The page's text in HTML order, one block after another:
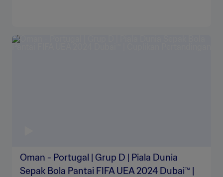
Oman - Portugal | Grup D | Piala Dunia
Sepak Bola Pantai FIFA UEA 2024 Dubai™ |